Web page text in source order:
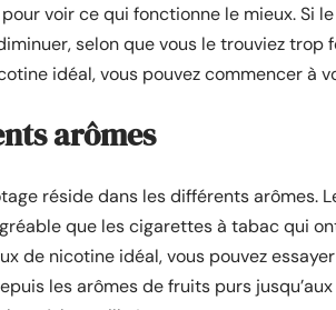
voir ce qui fonctionne le mieux. Si
selon que vous le trouviez trop
idéal, vous pouvez commencer à
arômes
réside dans les différents arômes.
que les cigarettes à tabac qui
de nicotine idéal, vous pouvez
les arômes de fruits purs